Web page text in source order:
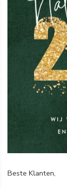
Beste Klanten,